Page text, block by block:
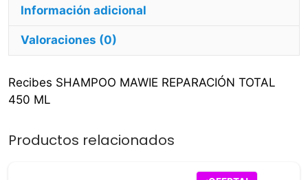
Información adicional
Valoraciones (0)
Recibes SHAMPOO MAWIE REPARACIÓN TOTAL
450 ML
Productos relacionados